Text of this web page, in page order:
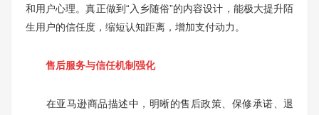
和用户心理。真正做到“入乡随俗”的内容设计，能极大提升陌
生用户的信任度，缩短认知距离，增加支付动力。
售后服务与信任机制强化
在亚马逊商品描述中，明晰的售后政策、保修承诺、退